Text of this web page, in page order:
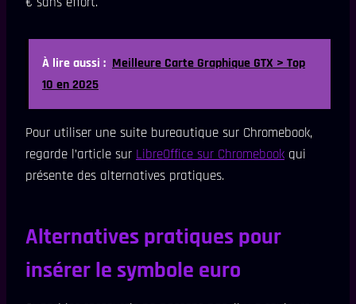
À lire aussi : Meilleure Carte Graphique GTX > Top
10 en 2025
Pour utiliser une suite bureautique sur Chromebook,
regarde l’article sur LibreOffice sur Chromebook qui
présente des alternatives pratiques.
Alternatives pratiques pour
insérer le symbole euro